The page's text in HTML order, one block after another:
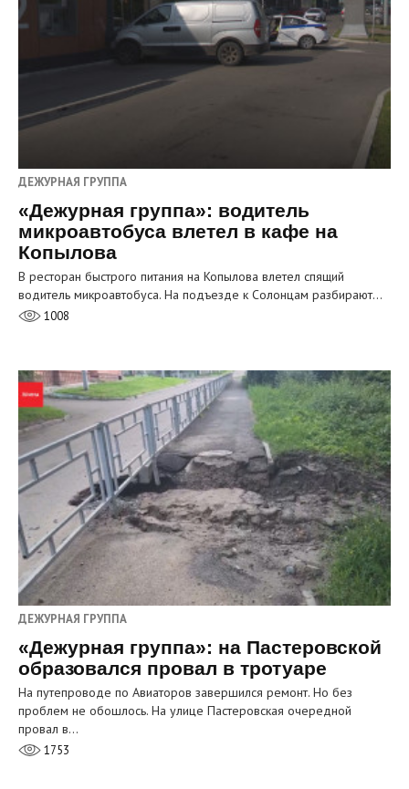
ДЕЖУРНАЯ ГРУППА
«Дежурная группа»: водитель
микроавтобуса влетел в кафе на
Копылова
В ресторан быстрого питания на Копылова влетел спящий
водитель микроавтобуса. На подъезде к Солонцам разбирают…
1008
ДЕЖУРНАЯ ГРУППА
«Дежурная группа»: на Пастеровской
образовался провал в тротуаре
На путепроводе по Авиаторов завершился ремонт. Но без
проблем не обошлось. На улице Пастеровская очередной
провал в…
1753